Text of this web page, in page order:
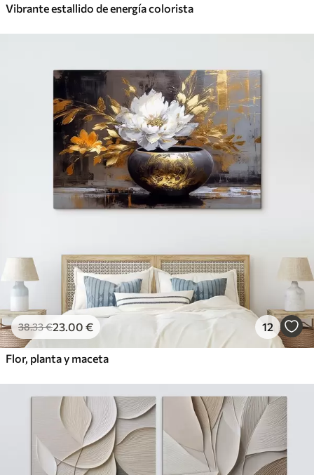
Vibrante estallido de energía colorista
38.33€23.00 € 12
Flor, planta y maceta